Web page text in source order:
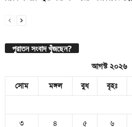
পুরাতন সংবাদ খুঁজছেন?
আগস্ট ২০২৬
সোম
মঙ্গল বুধ বৃহঃ
৩
৪ ৫ ৬